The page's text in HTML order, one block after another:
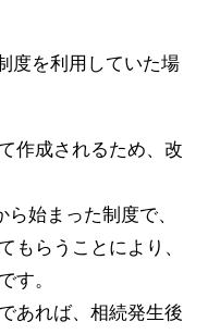
度を利用していた場
作成されるため、改
始まった制度で、
もらうことにより、
す。
あれば、相続発生後